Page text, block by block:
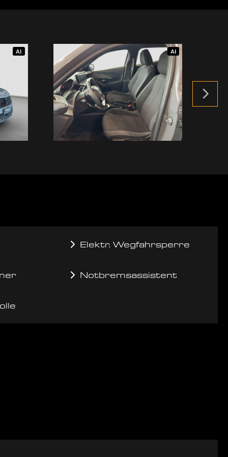
AI AI
Elektr. Wegfahrsperre
Notbremsassistent